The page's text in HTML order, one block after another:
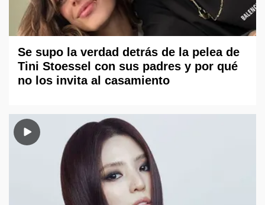
Se supo la verdad detrás de la pelea de
Tini Stoessel con sus padres y por qué
no los invita al casamiento